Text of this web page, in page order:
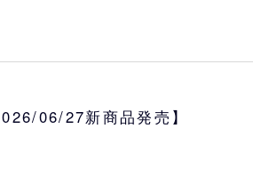
ットも備えているので、ち
06/27新商品発売】